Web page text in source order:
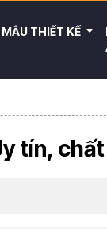
MẪU THIẾT KẾ
tín,